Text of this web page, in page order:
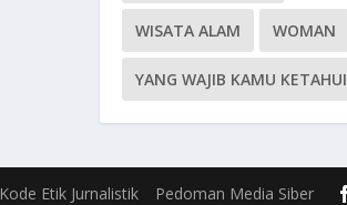
WISATA ALAM WOMAN
YANG WAJIB KAMU KETAHUI
Kode Etik Jurnalistik Pedoman Media Siber